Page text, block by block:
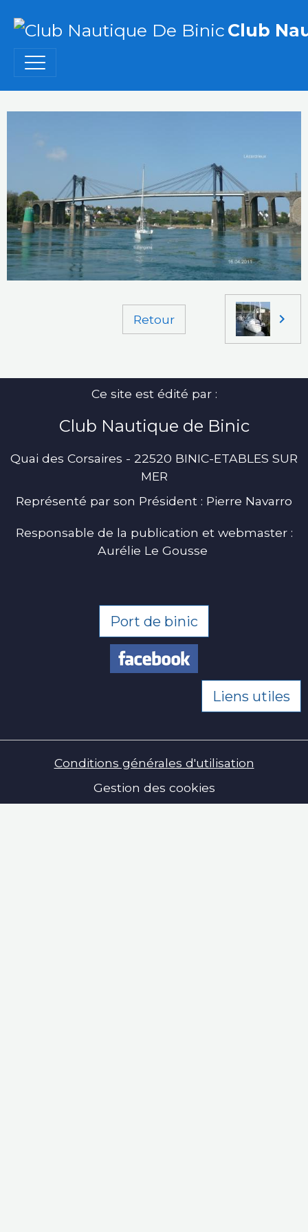
Club
Retour
Ce site est édité par :
Club Nautique de Binic
Quai des Corsaires - 22520 BINIC-ETABLES SUR
MER
Représenté par son Président : Pierre Navarro
Responsable de la publication et webmaster :
Aurélie Le Gousse
Port de binic
Liens utiles
Conditions générales d'utilisation
Gestion des cookies